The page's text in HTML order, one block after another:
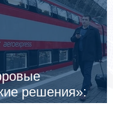
решения»:
для